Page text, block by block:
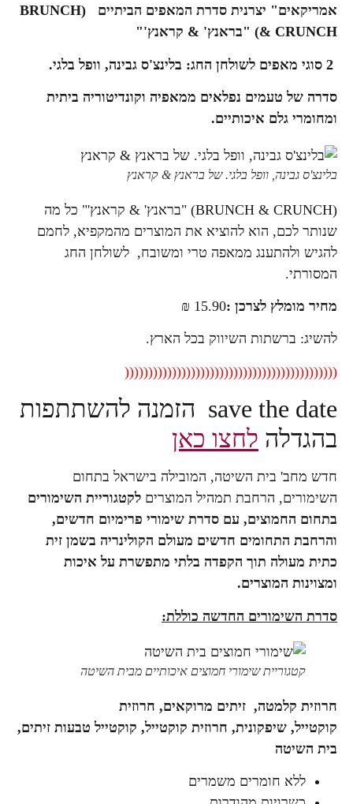
אמריקאים" יצרנית סדרת המאפים הביתיים (BRUNCH
נפלאים ממאפיה וקונדיטוריה ביתית
בלגי. של בראנץ & קראנץ
(BRUNCH & CRUNCH) "בראנץ' & קראנץ'" כל מה
להוציא את המוצרים מהמקפיא, לחמם
ממאפה טרי ומשובח, לשולחן החג
:
15.90 ₪
השיווק בכל הארץ.
save the date הזמנה להשתתפות
כאן
המובילה בישראל בתחום
תמהיל המוצריםלקטגוריית השימורים
עם סדרת שימורי פרימיום חדשים,
חדשים מעולם הקולינריה בשמן זית
הקפדה בלתי מתפשרת על איכות
החדשה כוללת:
חמוצים איכותיים מבית השיטה
מרוקאים, חרוזית
חרוזית קוקטייל, קוקטייל טבעות זיתים,
משמרים